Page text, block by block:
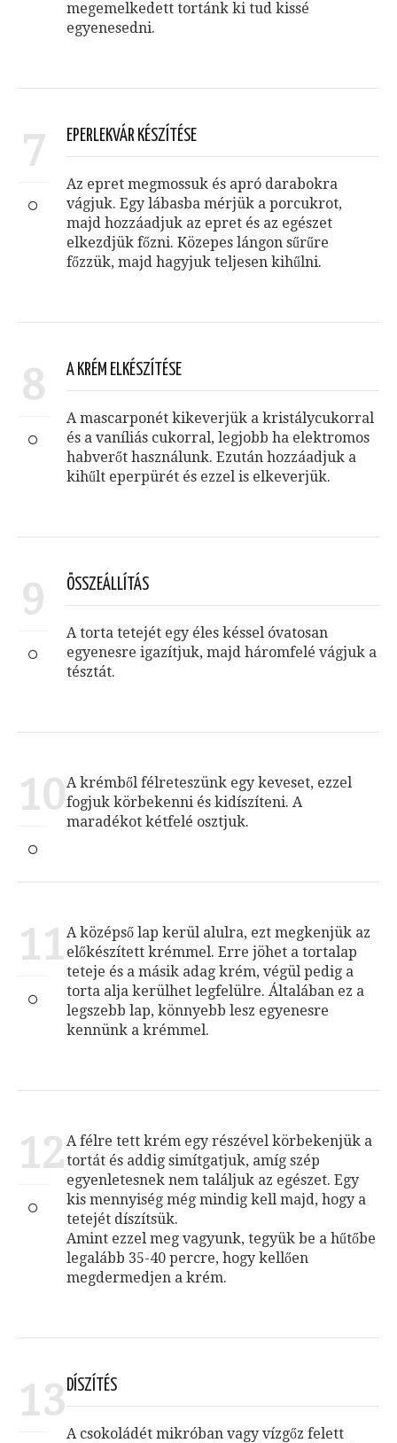
megemelkedett tortánk ki tud kissé
egyenesedni.
7 EPERLEKVÁR KÉSZÍTÉSE
Az epret megmossuk és apró darabokra
vágjuk. Egy lábasba mérjük a porcukrot,
majd hozzáadjuk az epret és az egészet
elkezdjük főzni. Közepes lángon sűrűre
főzzük, majd hagyjuk teljesen kihűlni.
8 A KRÉM ELKÉSZÍTÉSE
A mascarponét kikeverjük a kristálycukorral
és a vaníliás cukorral, legjobb ha elektromos
habverőt használunk. Ezután hozzáadjuk a
kihűlt eperpürét és ezzel is elkeverjük.
9 ÖSSZEÁLLÍTÁS
A torta tetejét egy éles késsel óvatosan
egyenesre igazítjuk, majd háromfelé vágjuk a
tésztát.
10A krémből félreteszünk egy keveset, ezzel
fogjuk körbekenni és kidíszíteni. A
maradékot kétfelé osztjuk.
11A középső lap kerül alulra, ezt megkenjük az
előkészített krémmel. Erre jöhet a tortalap
teteje és a másik adag krém, végül pedig a
torta alja kerülhet legfelülre. Általában ez a
legszebb lap, könnyebb lesz egyenesre
kennünk a krémmel.
12A félre tett krém egy részével körbekenjük a
tortát és addig simítgatjuk, amíg szép
egyenletesnek nem találjuk az egészet. Egy
kis mennyiség még mindig kell majd, hogy a
tetejét díszítsük.
Amint ezzel meg vagyunk, tegyük be a hűtőbe
legalább 35-40 percre, hogy kellően
megdermedjen a krém.
13 DÍSZÍTÉS
A csokoládét mikróban vagy vízgőz felett